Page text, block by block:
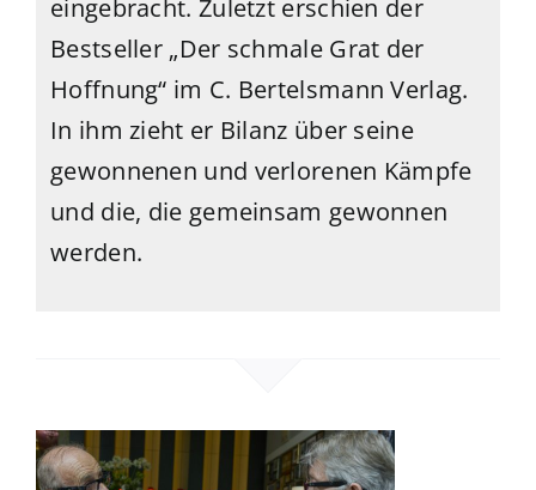
eingebracht. Zuletzt erschien der
Bestseller „Der schmale Grat der
Hoffnung“ im C. Bertelsmann Verlag.
In ihm zieht er Bilanz über seine
gewonnenen und verlorenen Kämpfe
und die, die gemeinsam gewonnen
werden.